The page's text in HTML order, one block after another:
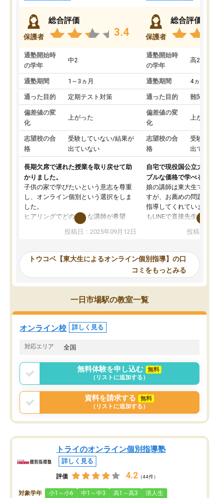
保護者
総合評価
3.4
通塾開始時
の学年
中2
通塾期間 1～3ヵ月
通った目的 定期テスト対策
偏差値の変
化
上がった
志望校の合
格
受験していない/結果が
出ていない
長期欠席で遅れた授業を取り戻せて助
かりました。
子供の家で学びたいという意志を尊重
し、オンライン個別という選択をしま
した。
ヒアリングでどのような講師が希望
か、オプションは付帯するかなど選ぶ
事が出来ました。
ーティングを行い、その講師で良いか
見てから講師を決定する事ができま
す。
うちの子は、初回面談の講師の方で決
オンラインツールを使用した単語帳の
共有があり宿題もそちらで出される形
でした。
言う事で講師変更の申し出があり、あ
まりに短期での変更だった為、塾に通
う事にして退会しました。遅れも取り
戻せ、授業内容や講師の方は良かった
と思います。
投稿日：2025年09月12日
保護者
総合評価
通塾開始時
の学年
高2
通塾期間 4ヵ月～1
通った目的 難関私立
偏差値の変
化
上がった
志望校の合
格
受験して
出ていな
自宅で現役国公立大学生
ブルな価格で学べる
娘の講師は東大生では無
すが、お薦めの問題集や
指導してくれています。
もLINEで直接先生に質問
めれるので、個人に合
いなのがあり(有料)、受
ことをどんなスケジュー
くか相談したのですが、
ち期待したものではなく
内容でした。それでも明
やる気も出ましたし、苦
くなってきたようなので
投稿日：
トウコベ【東大生によるオンライン個別指導】の口
コミをもっとみる
一日市場駅の教室一覧
オンライン校 詳しく見る
対応エリア 全国
無料体験を申し込む
無料
（リストに追加する）
資料を請求する
無料
（リストに追加する）
トライのオンライン個別指導塾
詳しく見る
評価 4.2 （44件）
対象学年 小1～小6 中1～中3 高1～高3 浪人生